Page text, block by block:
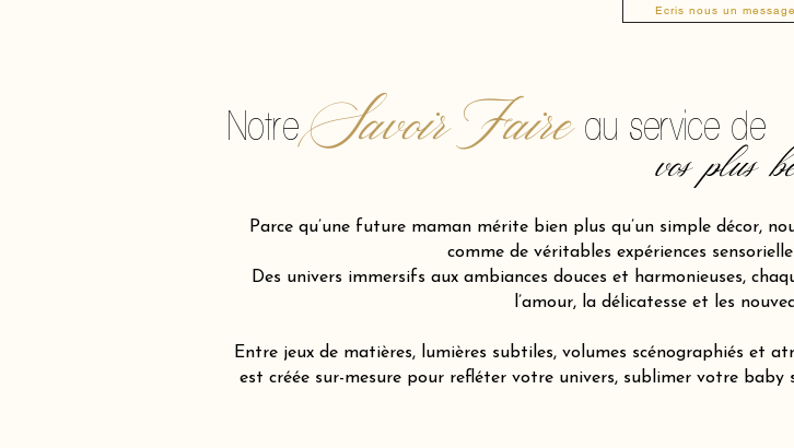
Ecris nous un message
Savoir Faire
Notre au service de
vos plus
Parce qu’une future maman mérite bien plus qu’un simple décor,
comme de véritables expériences
Des univers immersifs aux ambiances douces et harmonieuses,
l’amour, la délicatesse et les
Entre jeux de matières, lumières subtiles, volumes scénographiés et
est créée sur-mesure pour refléter votre univers, sublimer votre